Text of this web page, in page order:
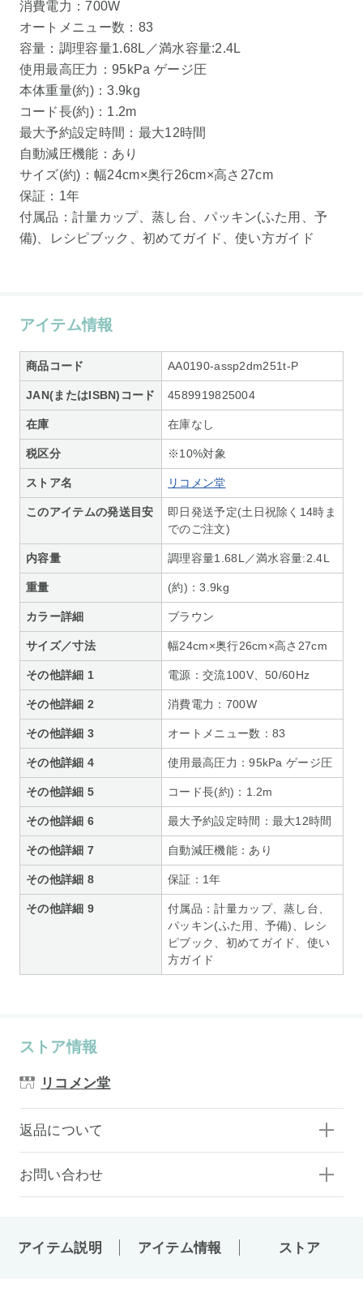
消費電力：700W
オートメニュー数：83
容量：調理容量1.68L／満水容量:2.4L
使用最高圧力：95kPa ゲージ圧
本体重量(約)：3.9kg
コード長(約)：1.2m
最大予約設定時間：最大12時間
自動減圧機能：あり
サイズ(約)：幅24cm×奥行26cm×高さ27cm
保証：1年
付属品：計量カップ、蒸し台、パッキン(ふた用、予
備)、レシピブック、初めてガイド、使い方ガイド
アイテム情報
商品コード AA0190-assp2dm251t-P
JAN(またはISBN)コード 4589919825004
在庫 在庫なし
税区分 ※10%対象
ストア名 リコメン堂
このアイテムの発送目安
即日発送予定(土日祝除く14時ま
でのご注文)
内容量 調理容量1.68L／満水容量:2.4L
重量 (約)：3.9kg
カラー詳細 ブラウン
サイズ／寸法 幅24cm×奥行26cm×高さ27cm
その他詳細 1 電源：交流100V、50/60Hz
その他詳細 2 消費電力：700W
その他詳細 3 オートメニュー数：83
その他詳細 4 使用最高圧力：95kPa ゲージ圧
その他詳細 5 コード長(約)：1.2m
その他詳細 6 最大予約設定時間：最大12時間
その他詳細 7 自動減圧機能：あり
その他詳細 8 保証：1年
その他詳細 9
付属品：計量カップ、蒸し台、
パッキン(ふた用、予備)、レシ
ピブック、初めてガイド、使い
方ガイド
ストア情報
リコメン堂
返品について
お問い合わせ
アイテム説明 アイテム情報 ストア